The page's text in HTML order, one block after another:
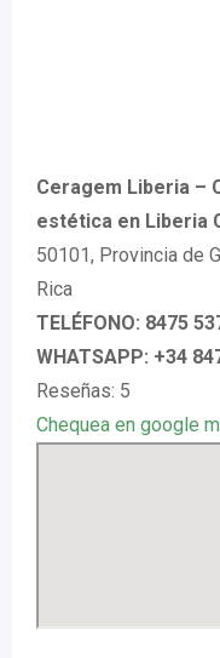
Ceragem Liberia –
estética en Liberia
50101, Provincia de
Rica
TELÉFONO: 8475
WHATSAPP: +34
Reseñas: 5
Chequea en google